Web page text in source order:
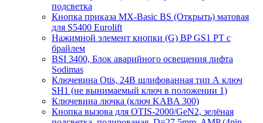
подсветка
Кнопка приказа MX-Basic BS (Открыть) матовая
для S5400 Eurolift
Нажимной элемент кнопки (G) BP GS1 PT с
брайлем
BSI 3400, Блок аварийного освещения лифта
Sodimas
Ключевина Otis, 24В шлифованная тип А ключ
SH1 (не вынимаемый ключ в положении 1)
Ключевина лючка (ключ KABA 300)
Кнопка вызова для OTIS-2000/GeN2, зелёная